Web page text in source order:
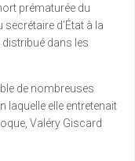
prématurée du
d’État à la
dans les
de nombreuses
laquelle elle entretenait
Valéry Giscard